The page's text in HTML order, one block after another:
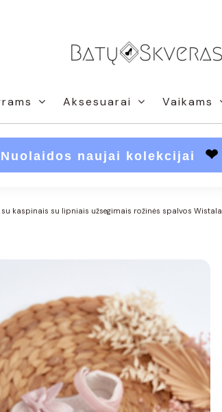
Aksesuarai Vaikams
Nuolaidos naujai kolekcijai ❤
kaspinais su lipniais užsegimais rožinės spalvos Wistala